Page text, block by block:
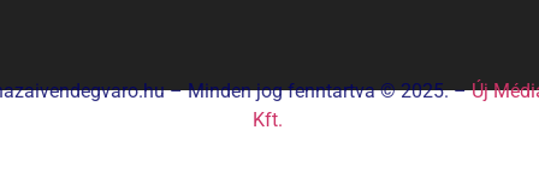
– Minden jog fenntartva © 2025. –Új
Kft.